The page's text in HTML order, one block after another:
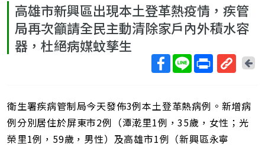
高雄市新興區出現本土登革熱疫情，疾管
局再次籲請全民主動清除家戶內外積水容
器，杜絕病媒蚊孳生
短
網
址
回
衛生署疾病管制局今天發佈3例本土登革熱病例。新增病
例分別居住於屏東市2例（潭漧里1例，35歲，女性；光
榮里1例，59歲，男性）及高雄市1例（新興區永寧